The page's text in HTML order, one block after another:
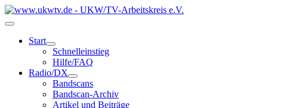
Start
Schnelleinstieg
Hilfe/FAQ
Radio/DX
Bandscans
Bandscan-Archiv
Artikel und Beiträge